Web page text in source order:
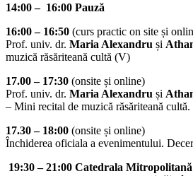
14:00 – 16:00 Pauză
16:00 – 16:50 (curs practic on site și
Prof. univ. dr. Maria Alexandru și
muzică răsăriteană cultă (V)
17.00 – 17:30 (onsite și online)
Prof. univ. dr. Maria Alexandru și
– Mini recital de muzică răsăriteană cultă.
17.30 – 18:00 (onsite și online)
Închiderea oficiala a evenimentului.
19:30 – 21:00 Catedrala